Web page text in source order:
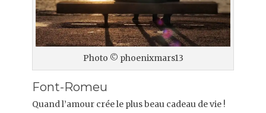
Photo © phoenixmars13
Font-Romeu
Quand l’amour crée le plus beau cadeau de vie !